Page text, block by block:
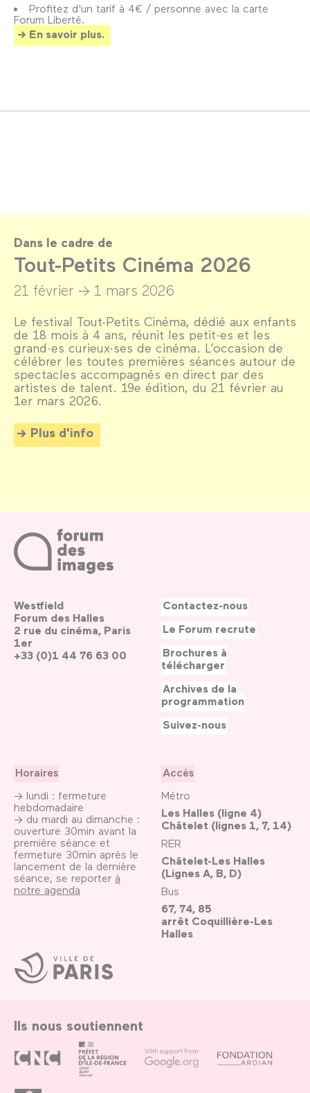
Profitez d'un tarif à 4€ / personne avec la carte
Forum Liberté.
En savoir plus.
Dans le cadre de
Tout-Petits Cinéma 2026
21 février → 1 mars 2026
Le festival Tout-Petits Cinéma, dédié aux enfants
de 18 mois à 4 ans, réunit les petit·es et les
grand·es curieux·ses de cinéma. L’occasion de
célébrer les toutes premières séances autour de
spectacles accompagnés en direct par des
artistes de talent. 19e édition, du 21 février au
1er mars 2026.
Plus d'info
Ville
de
Paris
Westfield
Forum des Halles
2 rue du cinéma, Paris
1er
+33 (0)1 44 76 63 00
Horaires
→ lundi : fermeture
hebdomadaire
→ du mardi au dimanche :
ouverture 30min avant la
première séance et
fermeture 30min après le
lancement de la dernière
séance, se reporter à
notre agenda
Accès
Métro
Les Halles (ligne 4)
Châtelet (lignes 1, 7, 14)
RER
Châtelet-Les Halles
(Lignes A, B, D)
Bus
67, 74, 85
arrêt Coquillière-Les
Halles
Contactez-nous
Le Forum recrute
Brochures à
télécharger
Archives de la
programmation
Suivez-nous
Ils nous soutiennent